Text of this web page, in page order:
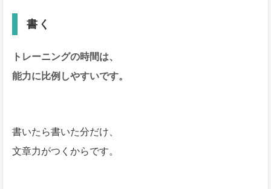
書く
トレーニングの時間は、
能力に比例しやすいです。
書いたら書いた分だけ、
文章力がつくからです。